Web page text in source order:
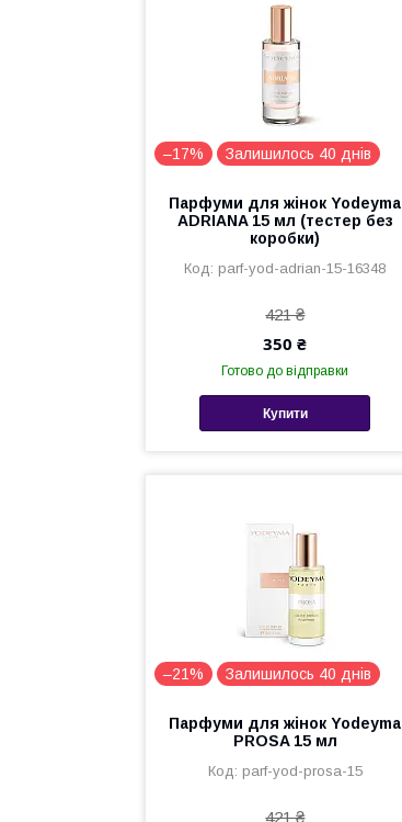
–17% Залишилось 40 днів
Парфуми для жінок Yodeyma
ADRIANA 15 мл (тестер без
коробки)
parf-yod-adrian-15-16348
421 ₴
350 ₴
Готово до відправки
Купити
–21% Залишилось 40 днів
Парфуми для жінок Yodeyma
PROSA 15 мл
parf-yod-prosa-15
421 ₴